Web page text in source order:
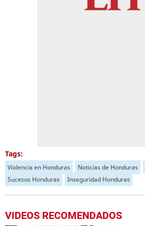
Tags:
Violencia en Honduras Noticias de Honduras
Sucesos Honduras
Inseguridad Honduras
VIDEOS RECOMENDADOS